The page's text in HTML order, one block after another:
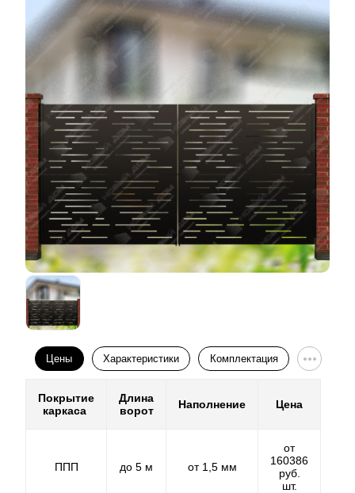
Цены Характеристики Комплектация
Покрытие
каркаса
Длина
ворот
Наполнение Цена
ППП до 5 м от 1,5 мм
от
160386
руб.
шт.